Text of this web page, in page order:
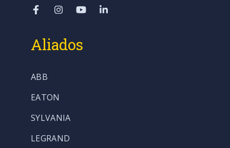
Aliados
ABB
EATON
SYLVANIA
LEGRAND